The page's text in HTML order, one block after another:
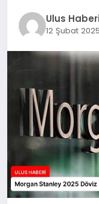
Ulus
12 Şubat 2025